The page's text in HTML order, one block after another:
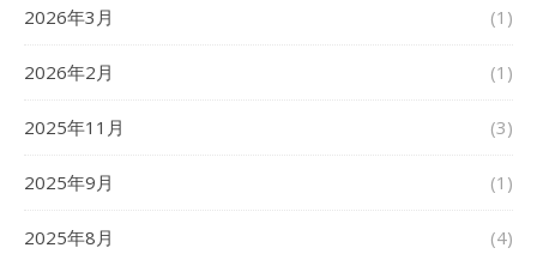
2026年3月 (1)
2026年2月 (1)
2025年11月 (3)
2025年9月 (1)
2025年8月 (4)